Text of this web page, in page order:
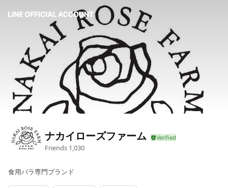
ナカイローズファーム
Friends 1,030
食用バラ専門ブランド